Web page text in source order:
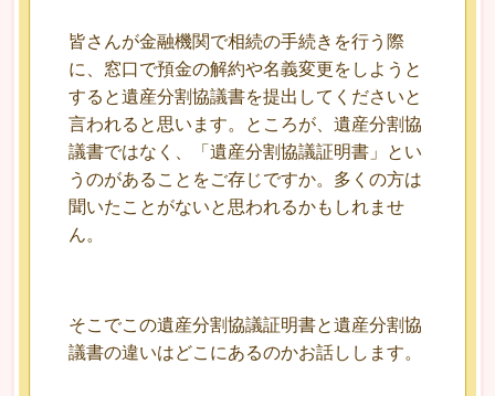
皆さんが金融機関で相続の手続きを行う際
に、窓口で預金の解約や名義変更をしようと
すると遺産分割協議書を提出してくださいと
言われると思います。ところが、遺産分割協
議書ではなく、「遺産分割協議証明書」とい
うのがあることをご存じですか。多くの方は
聞いたことがないと思われるかもしれませ
ん。
そこでこの遺産分割協議証明書と遺産分割協
議書の違いはどこにあるのかお話しします。